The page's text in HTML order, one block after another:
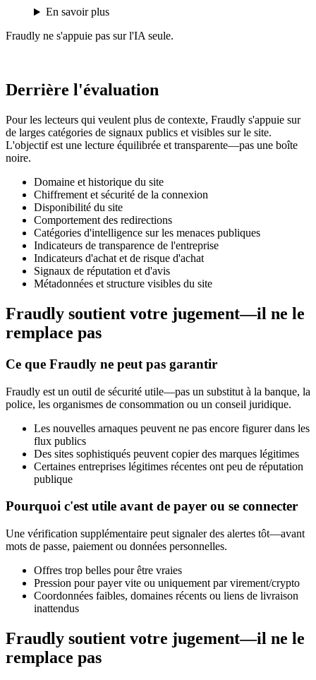
En savoir plus
Fraudly ne s'appuie pas sur l'IA seule.
Derrière l'évaluation
Pour les lecteurs qui veulent plus de contexte, Fraudly s'appuie sur
de larges catégories de signaux publics et visibles sur le site.
L'objectif est une lecture équilibrée et transparente—pas une boîte
noire.
Domaine et historique du site
Chiffrement et sécurité de la connexion
Disponibilité du site
Comportement des redirections
Catégories d'intelligence sur les menaces publiques
Indicateurs de transparence de l'entreprise
Indicateurs d'achat et de risque d'achat
Signaux de réputation et d'avis
Métadonnées et structure visibles du site
Fraudly soutient votre jugement—il ne le
remplace pas
Ce que Fraudly ne peut pas garantir
Fraudly est un outil de sécurité utile—pas un substitut à la banque, la
police, les organismes de consommation ou un conseil juridique.
Les nouvelles arnaques peuvent ne pas encore figurer dans les
flux publics
Des sites sophistiqués peuvent copier des marques légitimes
Certaines entreprises légitimes récentes ont peu de réputation
publique
Pourquoi c'est utile avant de payer ou se connecter
Une vérification supplémentaire peut signaler des alertes tôt—avant
mots de passe, paiement ou données personnelles.
Offres trop belles pour être vraies
Pression pour payer vite ou uniquement par virement/crypto
Coordonnées faibles, domaines récents ou liens de livraison
inattendus
Fraudly soutient votre jugement—il ne le
remplace pas